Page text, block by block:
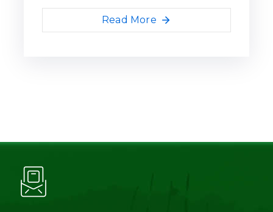
Read More